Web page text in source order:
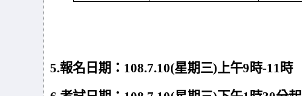
5.報名日期：108.7.10(星期三)上午9時-11時